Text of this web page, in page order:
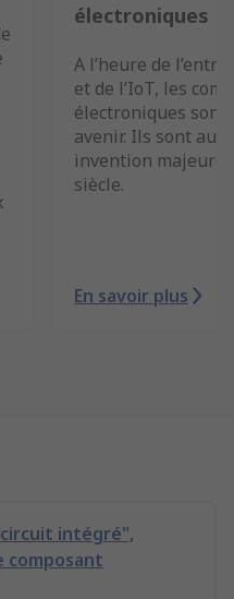
électroniques
A l’heure de
et de l’IoT, les
électroniques sont
avenir. Ils sont
invention majeure
siècle.
En savoir plus
intégré",
composant